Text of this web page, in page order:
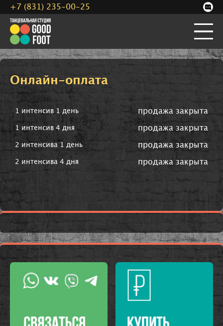
Онлайн-оплата
1 интенсив 1 день продажа закрыта
1 интенсив 4 дня продажа закрыта
2 интенсива 1 день продажа закрыта
2 интенсива 4 дня продажа закрыта
+7 (831) 235-00-25